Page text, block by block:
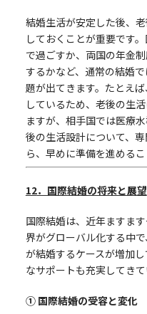
結婚生活が安定した後、
しておくことが重要です
で過ごすか、両国の年金
するかなど、通常の結婚
題が出てきます。たとえ
しているため、老後の生
ますが、相手国では医療
後の生活設計について、
ら、早めに準備を進めるこ
12．国際結婚の将来と展望
国際結婚は、近年ますま
界がグローバル化する中
が結婚するケースが増加
なサポートも充実してきて
① 国際結婚の受容と変化